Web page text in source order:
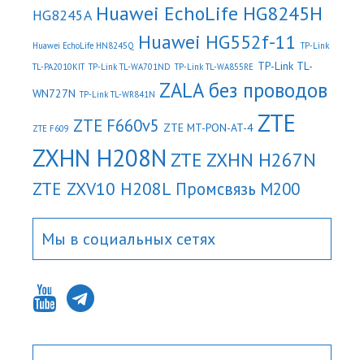
HG8245A Huawei EchoLife HG8245H
Huawei EchoLife HN8245Q Huawei HG552f-11 TP-Link
TL-PA2010KIT TP-Link TL-WA701ND TP-Link TL-WA855RE TP-Link TL-
WN727N TP-Link TL-WR841N ZALA без проводов
ZTE F609 ZTE F660v5 ZTE MT-PON-AT-4 ZTE
ZXHN H208N ZTE ZXHN H267N
ZTE ZXV10 H208L Промсвязь М200
Мы в социальных сетях